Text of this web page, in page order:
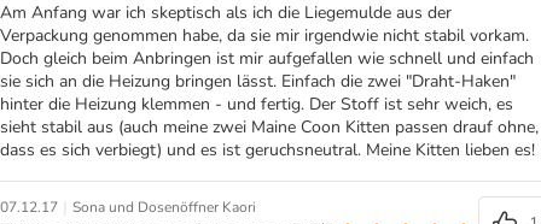
Am Anfang war ich skeptisch als ich die Liegemulde aus der
Verpackung genommen habe, da sie mir irgendwie nicht stabil vorkam.
Doch gleich beim Anbringen ist mir aufgefallen wie schnell und einfach
sie sich an die Heizung bringen lässt. Einfach die zwei "Draht-Haken"
hinter die Heizung klemmen - und fertig. Der Stoff ist sehr weich, es
sieht stabil aus (auch meine zwei Maine Coon Kitten passen drauf ohne,
dass es sich verbiegt) und es ist geruchsneutral. Meine Kitten lieben es!
07.12.17 | Sona und Dosenöffner Kaori